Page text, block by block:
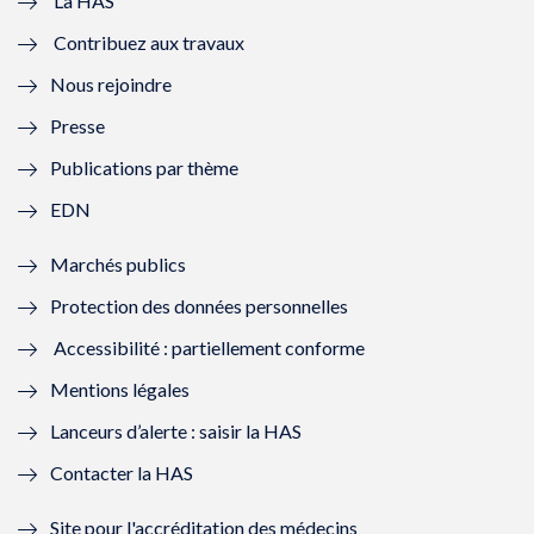
l
l
f
n
ê
t
r
e
)
e
e
n
ê
r
ê
t
e
ê
Contribuez aux travaux
Nous rejoindre
Presse
Publications par thème
EDN
Marchés publics
Protection des données personnelles
Accessibilité : partiellement conforme
Mentions légales
Lanceurs d’alerte : saisir la HAS
Contacter la HAS
Site pour l'accréditation des médecins